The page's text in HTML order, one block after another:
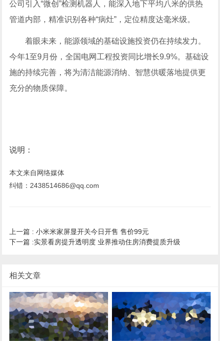
公司引入“微创”检测机器人，能深入地下平均八米的供热
管道内部，精准识别各种“病灶”，定位精度达毫米级。
着眼未来，能源领域的基础设施投资仍在持续发力。
今年1至9月份，全国电网工程投资同比增长9.9%。基础设
施的持续完善，将为清洁能源消纳、智慧供暖落地提供更
充分的物质保障。
说明：
本文来自网络媒体
纠错：2438514686@qq.com
上一篇 : 小米米家屏显开关今日开售 售价99元
下一篇 :实景看房提升透明度 业界推动住房消费提质升级
相关文章